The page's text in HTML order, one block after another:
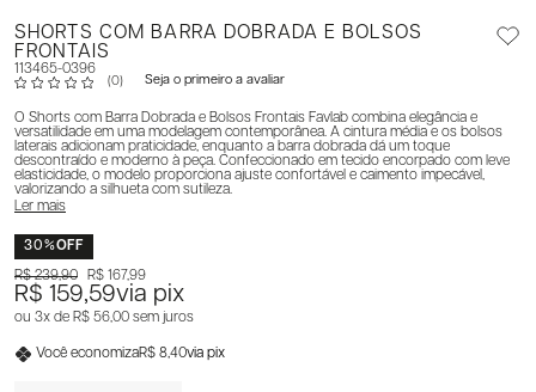
SHORTS COM BARRA DOBRADA E BOLSOS
FRONTAIS
113465-0396
(0) Seja o primeiro a avaliar
O Shorts com Barra Dobrada e Bolsos Frontais Favlab combina elegância e
versatilidade em uma modelagem contemporânea. A cintura média e os bolsos
laterais adicionam praticidade, enquanto a barra dobrada dá um toque
descontraído e moderno à peça. Confeccionado em tecido encorpado com leve
elasticidade, o modelo proporciona ajuste confortável e caimento impecável,
valorizando a silhueta com sutileza.
Ler mais
30%OFF
R$ 159,59via pix
R$ 239,90 R$ 167,99
3x R$ 56,00 sem juros
Você economizaR$ 8,40via pix